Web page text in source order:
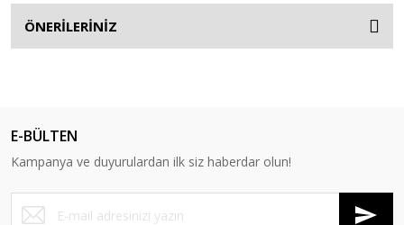
ÖNERİLERİNİZ
E-BÜLTEN
Kampanya ve duyurulardan ilk siz haberdar olun!